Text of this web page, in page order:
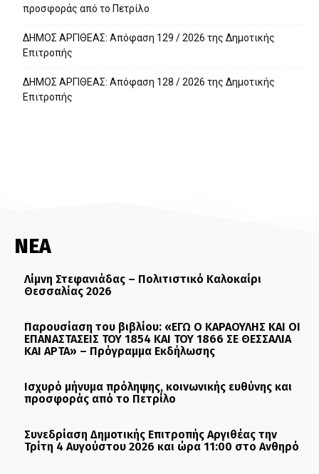
προσφοράς από το Πετρίλο
ΔΗΜΟΣ ΑΡΓΙΘΕΑΣ: Απόφαση 129 / 2026 της Δημοτικής
Επιτροπής
ΔΗΜΟΣ ΑΡΓΙΘΕΑΣ: Απόφαση 128 / 2026 της Δημοτικής
Επιτροπής
ΝΕΑ
Λίμνη Στεφανιάδας – Πολιτιστικό Καλοκαίρι
Θεσσαλίας 2026
Παρουσίαση του βιβλίου: «ΕΓΩ Ο ΚΑΡΑΟΥΛΗΣ ΚΑΙ ΟΙ
ΕΠΑΝΑΣΤΑΣΕΙΣ ΤΟΥ 1854 ΚΑΙ ΤΟΥ 1866 ΣΕ ΘΕΣΣΑΛΙΑ
ΚΑΙ ΑΡΤΑ» – Πρόγραμμα Εκδήλωσης
Ισχυρό μήνυμα πρόληψης, κοινωνικής ευθύνης και
προσφοράς από το Πετρίλο
Συνεδρίαση Δημοτικής Επιτροπής Αργιθέας την
Τρίτη 4 Αυγούστου 2026 και ώρα 11:00 στο Ανθηρό